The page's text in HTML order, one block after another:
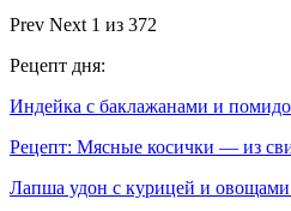
Prev Next 1 из 372
Рецепт дня:
Индейка с баклажанами и
Рецепт: Мясные косички — из
Лапша удон с курицей и овощами